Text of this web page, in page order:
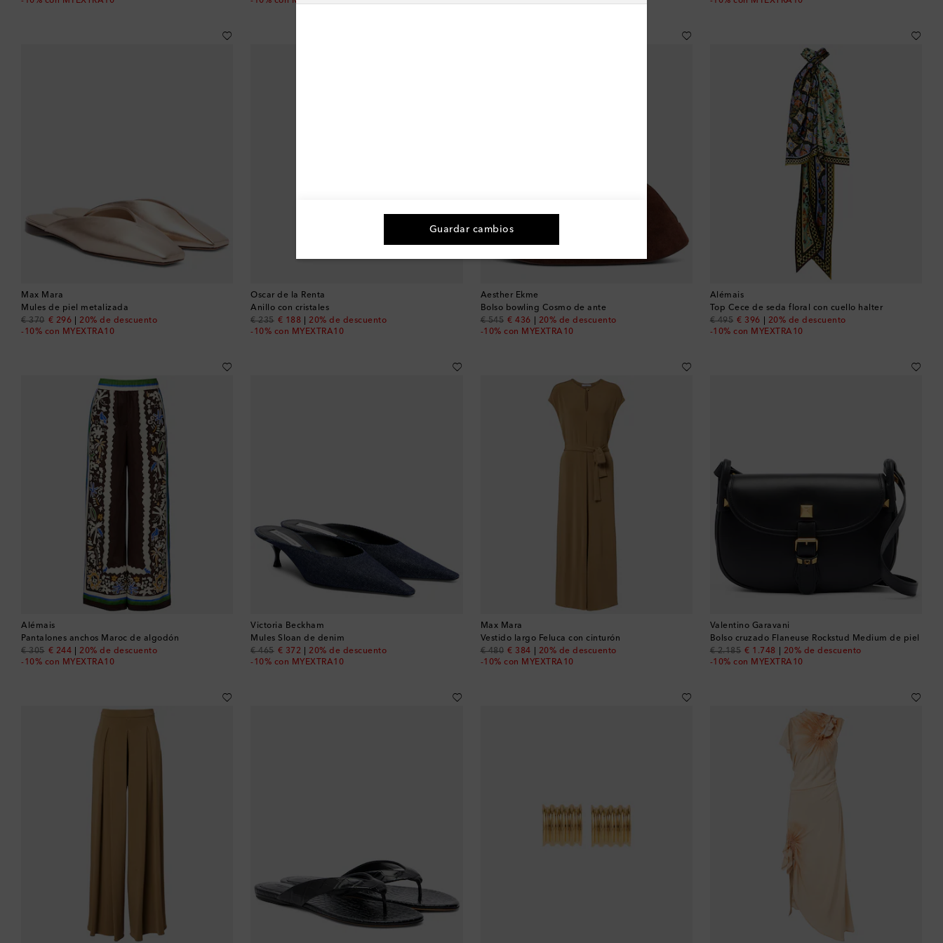
Max Mara
Mules de piel metalizada
€ 370
original price
€ 296
discount price20% de descuento
-10% con MYEXTRA10
Oscar de la Renta
Anillo con cristales
€ 235
original price
€ 188
discount price20% de descuento
-10% con MYEXTRA10
Aesther Ekme
Bolso bowling Cosmo de ante
€ 545
original price
€ 436
discount price20% de descuento
-10% con MYEXTRA10
Alémais
Top Cece de seda floral con cuello halter
€ 495
original price
€ 396
discount price20% de descuento
-10% con MYEXTRA10
Alémais
Pantalones anchos Maroc de algodón
€ 305
original price
€ 244
discount price20% de descuento
-10% con MYEXTRA10
Victoria Beckham
Mules Sloan de denim
€ 465
original price
€ 372
discount price20% de descuento
-10% con MYEXTRA10
Max Mara
Vestido largo Feluca con cinturón
€ 480
original price
€ 384
discount price20% de descuento
-10% con MYEXTRA10
Valentino Garavani
Bolso cruzado Flaneuse Rockstud Medium de piel
€ 2.185
original price
€ 1.748
discount price20% de descuento
-10% con MYEXTRA10
Bahamas
Bangladés
Bélgica
Bosnia y Herzegovina
Canadá
Guardar cambios